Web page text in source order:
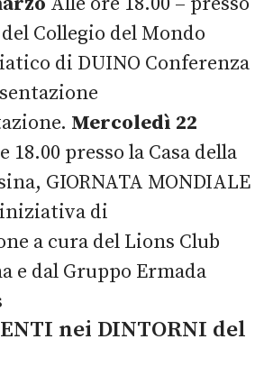
Collegio del Mondo
di DUINO Conferenza
Mercoledì 22
18.00 presso la Casa della
GIORNATA MONDIALE
iniziativa di
a cura del Lions Club
e dal Gruppo Ermada
nei DINTORNI del